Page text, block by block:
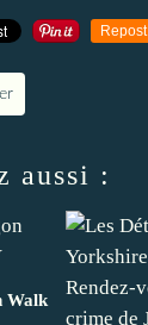
Repost
aussi :
Walk